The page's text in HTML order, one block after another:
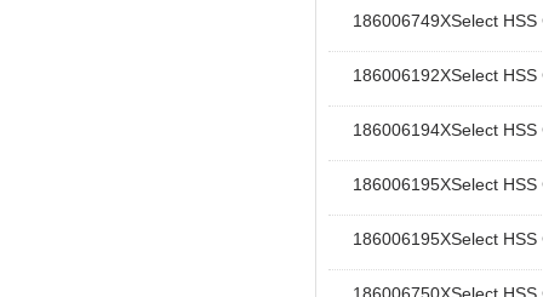
186006749XSelect
186006192XSelect
186006194XSelect
186006195XSelect
186006195XSelect